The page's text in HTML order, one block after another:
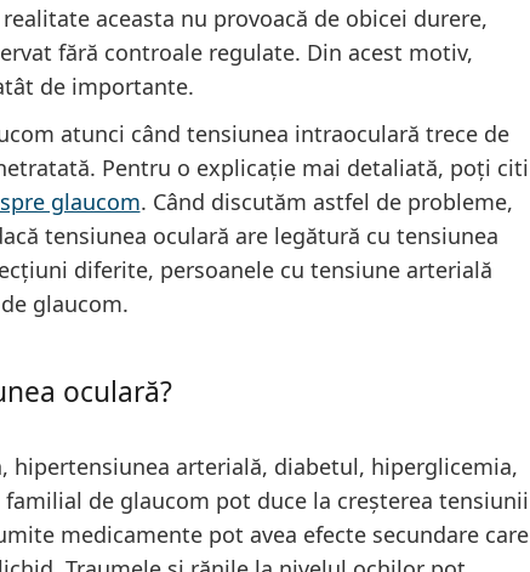
aceasta nu provoacă de obicei durere,
fără controale regulate. Din acest motiv,
de importante.
atunci când tensiunea intraoculară trece de
Pentru o explicație mai detaliată, poți citi
glaucom. Când discutăm astfel de probleme,
tensiunea oculară are legătură cu tensiunea
diferite, persoanele cu tensiune arterială
glaucom.
oculară?
hipertensiunea arterială, diabetul, hiperglicemia,
de glaucom pot duce la creșterea tensiunii
medicamente pot avea efecte secundare care